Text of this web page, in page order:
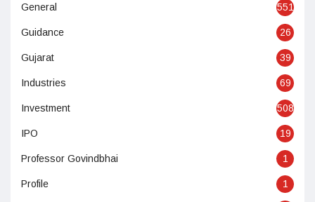
General 551
Guidance 26
Gujarat 39
Industries 69
Investment 508
IPO 19
Professor Govindbhai 1
Profile 1